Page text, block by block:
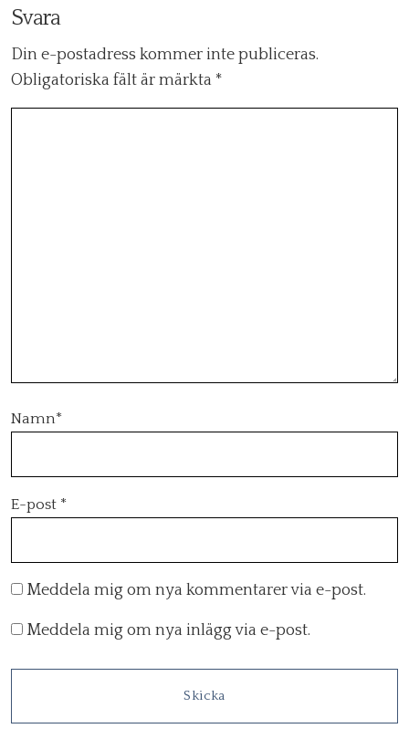
Svara
Din e-postadress kommer inte publiceras.
Obligatoriska fält är märkta *
Namn*
E-post *
Meddela mig om nya kommentarer via e-post.
Meddela mig om nya inlägg via e-post.